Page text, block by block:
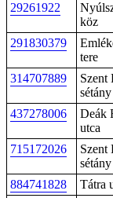
29261922
köz
291830379
tere
314707889
Szent
sétány
437278006
Deák
utca
715172026
Szent
sétány
884741828 Tátra